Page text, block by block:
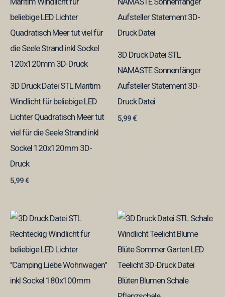
3D Druck Datei STL Maritim
Windlicht für beliebige LED
Lichter Quadratisch Meer tut
viel für die Seele Strand inkl
Sockel 120x120mm 3D-
Druck
5,99€
3D Druck Datei STL
NAMASTE Sonnenfänger
Aufsteller Statement 3D-
Druck Datei
5,99€